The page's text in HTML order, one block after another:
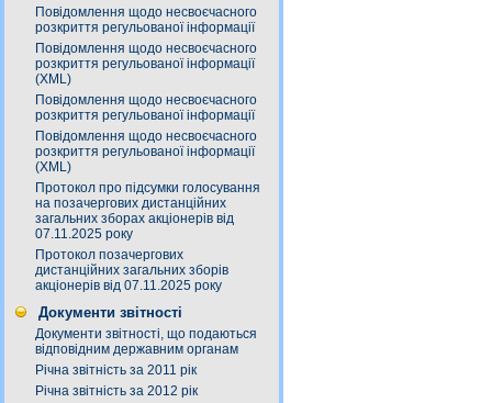
Повідомлення щодо несвоєчасного
розкриття регульованої інформації
Повідомлення щодо несвоєчасного
розкриття регульованої інформації
(XML)
Повідомлення щодо несвоєчасного
розкриття регульованої інформації
Повідомлення щодо несвоєчасного
розкриття регульованої інформації
(XML)
Протокол про підсумки голосування
на позачергових дистанційних
загальних зборах акціонерів від
07.11.2025 року
Протокол позачергових
дистанційних загальних зборів
акціонерів від 07.11.2025 року
Документи звітності
Документи звітності, що подаються
відповідним державним органам
Річна звітність за 2011 рік
Річна звітність за 2012 рік